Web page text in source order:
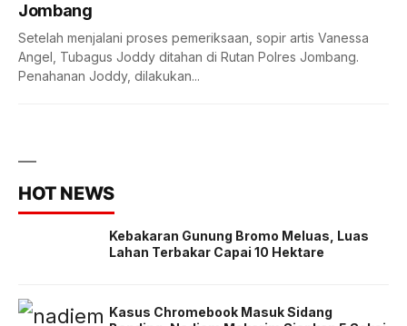
Jombang
Setelah menjalani proses pemeriksaan, sopir artis Vanessa
Angel, Tubagus Joddy ditahan di Rutan Polres Jombang.
Penahanan Joddy, dilakukan...
HOT NEWS
Kebakaran Gunung Bromo Meluas, Luas
Lahan Terbakar Capai 10 Hektare
Kasus Chromebook Masuk Sidang